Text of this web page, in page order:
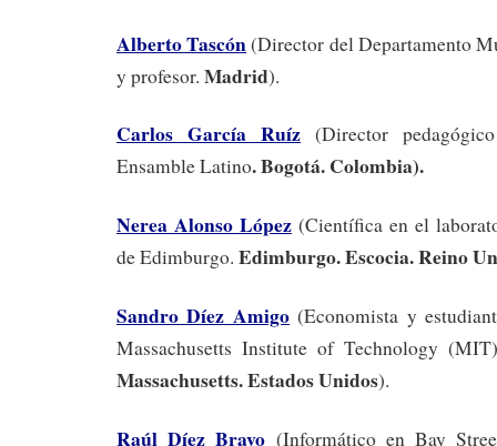
Alberto Tascón(Director del Departamento
y profesor. Madrid).
Carlos García Ruíz (Director
Ensamble Latino. Bogotá. Colombia).
Nerea Alonso López (Científica en el
de Edimburgo. Edimburgo. Escocia. Reino
Sandro Díez Amigo (Economista y
Massachusetts Institute of Technology
Massachusetts. Estados Unidos).
Raúl Díez Bravo (Informático en Bay